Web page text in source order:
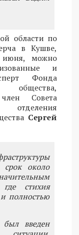
области по
в Кушве,
июня, можно
и
Фонда
общества,
Совета
отделения
Сергей
срок около
стихия
полностью
был введен